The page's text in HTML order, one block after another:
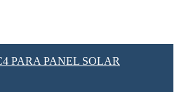
PARA PANEL SOLAR